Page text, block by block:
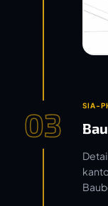
03 SIA-